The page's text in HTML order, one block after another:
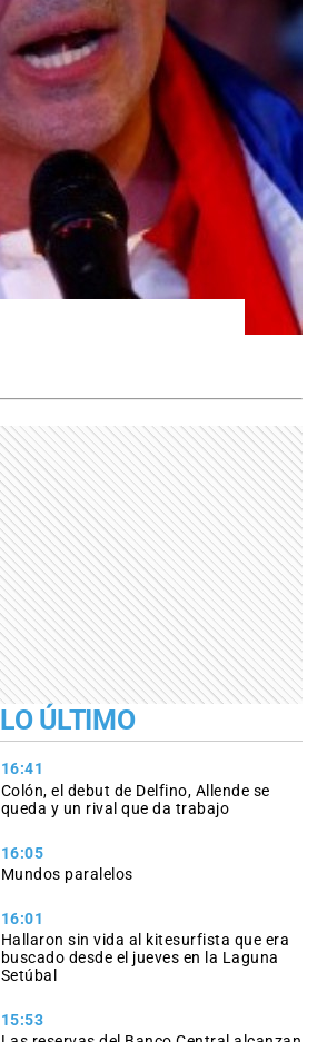
LO ÚLTIMO
16:41
Colón, el debut de Delfino, Allende se
queda y un rival que da trabajo
16:05
Mundos paralelos
16:01
Hallaron sin vida al kitesurfista que era
buscado desde el jueves en la Laguna
Setúbal
15:53